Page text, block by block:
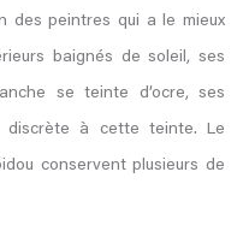
des peintres qui a le mieux
baignés de soleil, ses
se teinte d’ocre, ses
discrète à cette teinte. Le
conservent plusieurs de